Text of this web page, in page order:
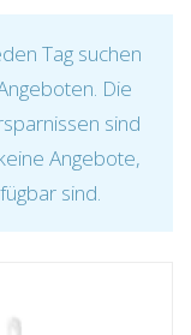
Tag suchen
Die
sind
Angebote,
sind.